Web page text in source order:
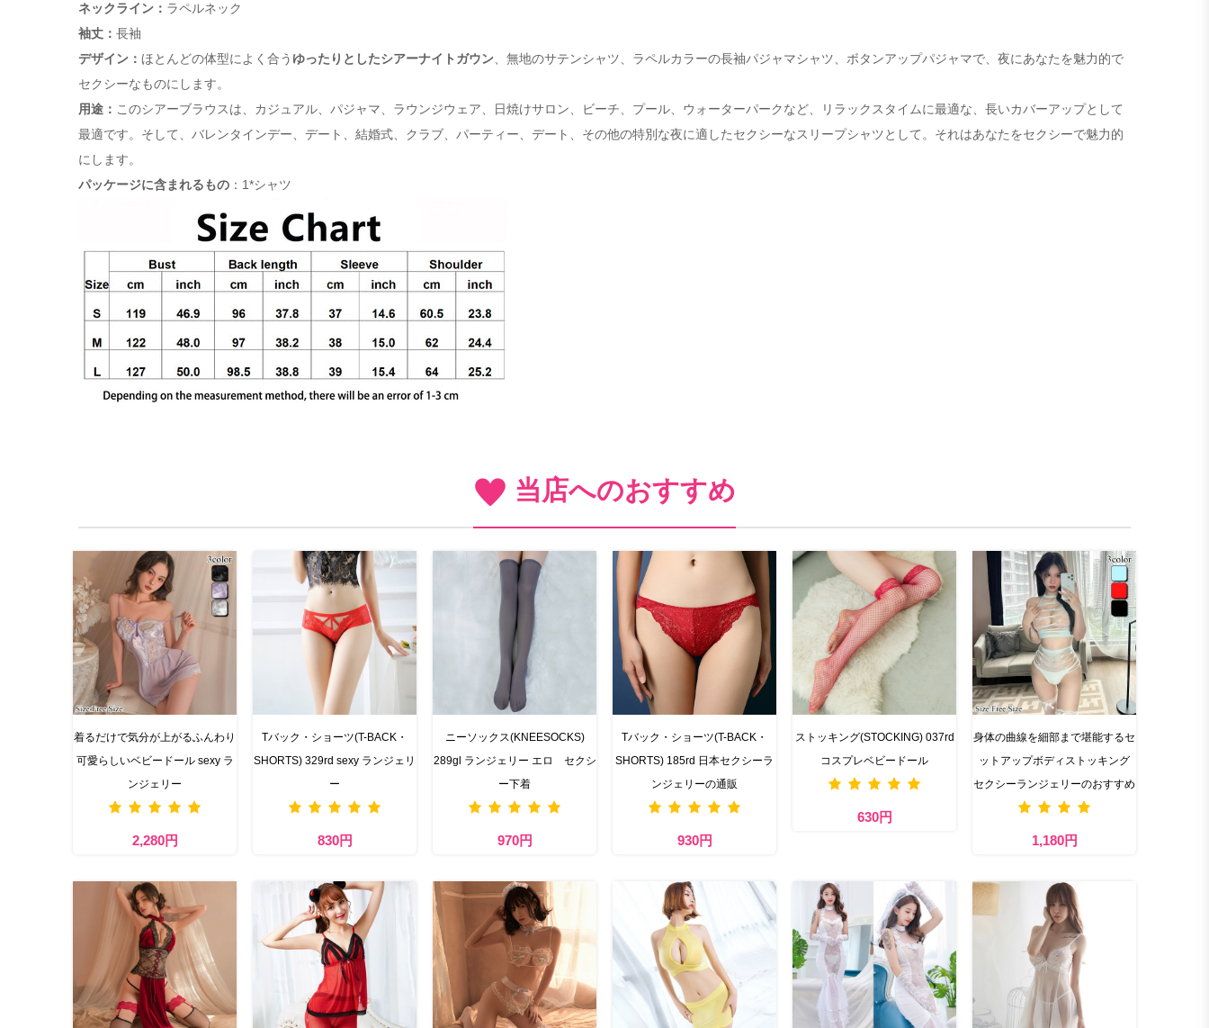
ネックライン： ラペルネック
袖丈： 長袖
デザイン： ほとんどの体型によく合う ゆったりとしたシアーナイトガウン 、無地のサテンシャツ、ラペルカラーの長袖パジャマシャツ、ボタンアップパジャマで、夜にあなたを魅力的で
セクシーなものにします。
用途： このシアーブラウスは、カジュアル、パジャマ、ラウンジウェア、日焼けサロン、ビーチ、プール、ウォーターパークなど、リラックスタイムに最適な、長いカバーアップとして
最適です。そして、バレンタインデー、デート、結婚式、クラブ、パーティー、デート、その他の特別な夜に適したセクシーなスリープシャツとして。それはあなたをセクシーで魅力的
にします。
パッケージに含まれるもの ：1*シャツ
当店へのおすすめ
着るだけで気分が上がるふんわり
可愛らしいベビードール sexy ラ
ンジェリー
2,280円
Tバック・ショーツ(T-BACK・
SHORTS) 329rd sexy ランジェリ
ー
830円
ニーソックス(KNEESOCKS)
289gl ランジェリー エロ セクシ
ー下着
970円
Tバック・ショーツ(T-BACK・
SHORTS) 185rd 日本セクシーラ
ンジェリーの通販
930円
ストッキング(STOCKING) 037rd
コスプレベビードール
630円
身体の曲線を細部まで堪能するセ
ットアップボディストッキング
セクシーランジェリーのおすすめ
1,180円